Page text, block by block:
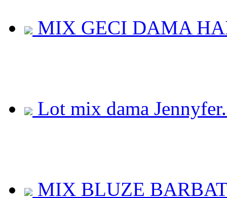
MIX GECI DAMA
Lot mix dama
MIX BLUZE